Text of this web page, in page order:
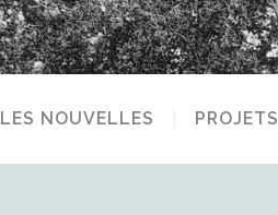
LES NOUVELLES PROJETS